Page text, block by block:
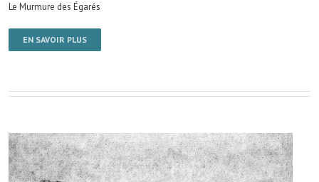
Le Murmure des Égarés
EN SAVOIR PLUS